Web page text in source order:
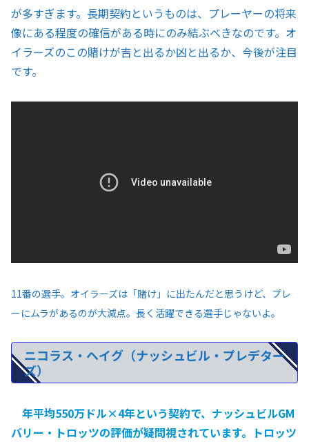
が多すぎます。長期契約というものは、プレーヤーの将来
像にある程度の確信がある時にのみ結ぶべきなのです。オ
イラーズのこの賭けが吉と出るか凶と出るか、今後が注目
です。
11番の選手。オイラーズは「賭け」に出たんだと思うけど、プレ
ーにムラがあるのが大減点。長く活躍できる選手じゃないよ。
ニコラス・ヘイグ（ナッシュビル・プレデター
ズ）
年平均550万ドル×4年という契約で、ナッシュビルGM
バリー・トロッツの評価が疑問視されています。トロッツ